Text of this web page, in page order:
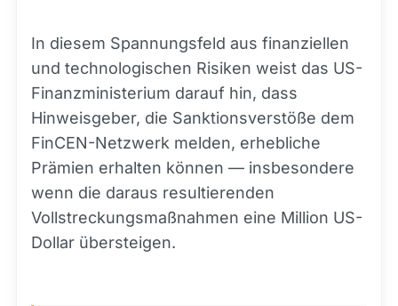
In diesem Spannungsfeld aus finanziellen
und technologischen Risiken weist das US-
Finanzministerium darauf hin, dass
Hinweisgeber, die Sanktionsverstöße dem
FinCEN-Netzwerk melden, erhebliche
Prämien erhalten können — insbesondere
wenn die daraus resultierenden
Vollstreckungsmaßnahmen eine Million US-
Dollar übersteigen.